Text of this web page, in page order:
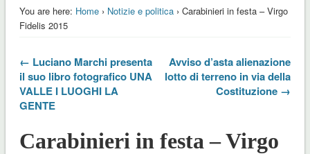
You are here: Home› Notizie e politica› Carabinieri in festa – Virgo
Fidelis 2015
← Luciano Marchi presenta
il suo libro fotografico UNA
VALLE I LUOGHI LA
GENTE
Avviso d’asta alienazione
lotto di terreno in via della
Costituzione →
Carabinieri in festa – Virgo